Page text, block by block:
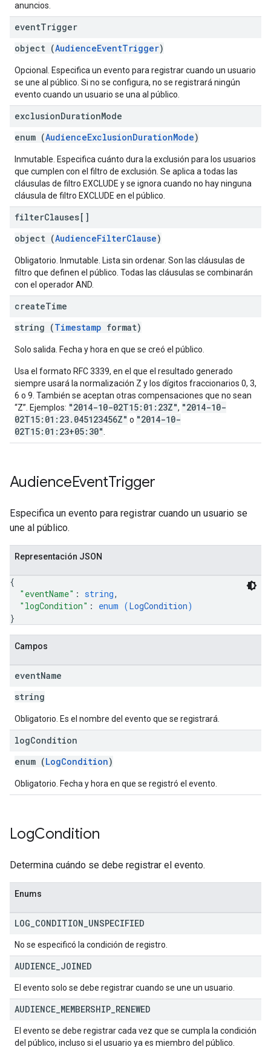
anuncios.
eventTrigger
object (AudienceEventTrigger)
Opcional. Especifica un evento para registrar cuando un usuario
se une al público. Si no se configura, no se registrará ningún
evento cuando un usuario se una al público.
exclusionDurationMode
enum (AudienceExclusionDurationMode)
Inmutable. Especifica cuánto dura la exclusión para los usuarios
que cumplen con el filtro de exclusión. Se aplica a todas las
cláusulas de filtro EXCLUDE y se ignora cuando no hay ninguna
cláusula de filtro EXCLUDE en el público.
filterClauses[]
object (AudienceFilterClause)
Obligatorio. Inmutable. Lista sin ordenar. Son las cláusulas de
filtro que definen el público. Todas las cláusulas se combinarán
con el operador AND.
createTime
string (Timestamp format)
Solo salida. Fecha y hora en que se creó el público.
Usa el formato RFC 3339, en el que el resultado generado
siempre usará la normalización Z y los dígitos fraccionarios 0, 3,
6 o 9. También se aceptan otras compensaciones que no sean
“Z”. Ejemplos: "2014-10-02T15:01:23Z", "2014-10-
02T15:01:23.045123456Z" o "2014-10-
02T15:01:23+05:30"
AudienceEventTrigger
Especifica un evento para registrar cuando un usuario se
une al público.
Representación JSON
{
"eventName" : string,
"logCondition" : enum (LogCondition)
}
Campos
eventName
string
Obligatorio. Es el nombre del evento que se registrará.
logCondition
enum (LogCondition)
Obligatorio. Fecha y hora en que se registró el evento.
LogCondition
Determina cuándo se debe registrar el evento.
Enums
LOG CONDITION UNSPECIFIED
No se especificó la condición de registro.
AUDIENCE JOINED
El evento solo se debe registrar cuando se une un usuario.
AUDIENCE MEMBERSHIP RENEWED
El evento se debe registrar cada vez que se cumpla la condición
del público, incluso si el usuario ya es miembro del público.